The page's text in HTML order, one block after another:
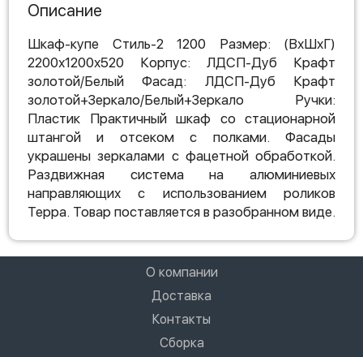
Описание
Шкаф-купе Стиль-2 1200 Размер: (ВхШхГ)
2200х1200х520 Корпус: ЛДСП-Дуб Крафт
золотой/Белый Фасад: ЛДСП-Дуб Крафт
золотой+Зеркало/Белый+Зеркало Ручки:
Пластик Практичный шкаф со стационарной
штангой и отсеком с полками. Фасады
украшены зеркалами с фацетной обработкой.
Раздвижная система на алюминиевых
направляющих с использованием роликов
Терра. Товар поставляется в разобранном виде.
О компании
Доставка
Контакты
Сборка